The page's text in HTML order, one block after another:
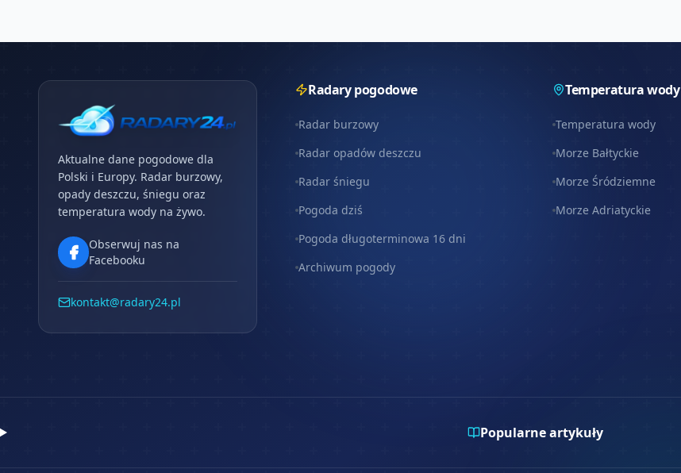
Aktualne dane pogodowe dla
Polski i Europy. Radar burzowy,
opady deszczu, śniegu oraz
temperatura wody na żywo.
Obserwuj nas na
Facebooku
kontakt@radary24.pl
Radary pogodowe
Radar burzowy
Radar opadów deszczu
Radar śniegu
Pogoda dziś
Pogoda długoterminowa 16 dni
Archiwum pogody
Temperatura wody
Temperatura wody
Morze Bałtyckie
Morze Śródziemne
Morze Adriatyckie
Popularne artykuły